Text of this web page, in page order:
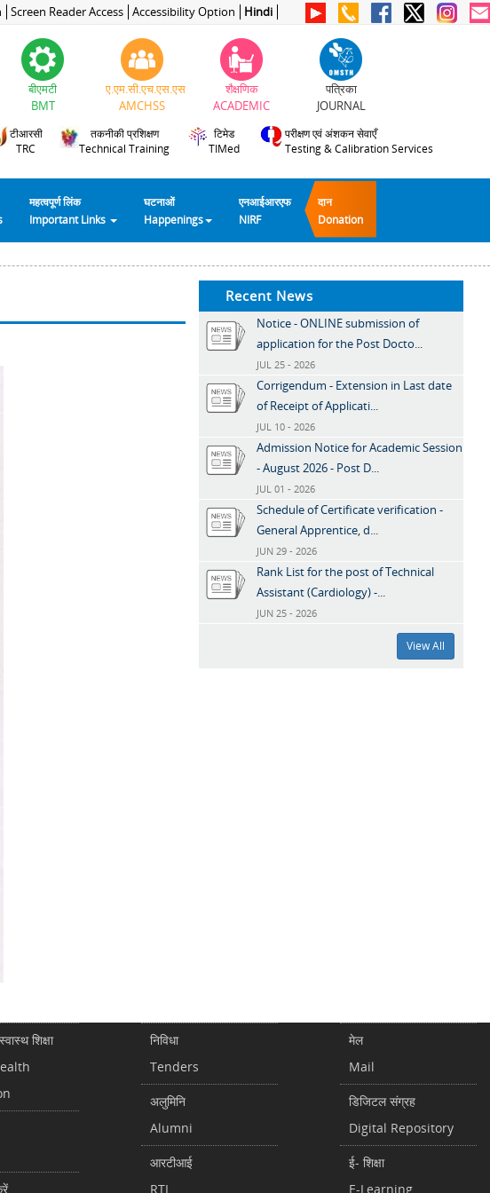
Screen Reader Access Accessibility Option Hindi
बीएमटी
BMT
ए.एम.सी.एच.एस.एस
AMCHSS
शैक्षणिक
ACADEMIC
पत्रिका
JOURNAL
टीआरसी
TRC
तकनीकी प्रशिक्षण
Technical Training
टिमेड
TIMed
परीक्षण एवं अंशकन सेवाएँ
Testing & Calibration Services
महत्वपूर्ण लिंक
Important Links
घटनाओं
Happenings
एनआईआरएफ
NIRF
दान
Donation
Recent News
Notice - ONLINE submission of
application for the Post Docto...
JUL 25 - 2026
Corrigendum - Extension in Last date
of Receipt of Applicati...
JUL 10 - 2026
Admission Notice for Academic Session
- August 2026 - Post D...
JUL 01 - 2026
Schedule of Certificate verification -
General Apprentice, d...
JUN 29 - 2026
Rank List for the post of Technical
Assistant (Cardiology) -...
JUN 25 - 2026
View All
शिक्षा
निविधा
Tenders
अलुमिनि
Alumni
आरटीआई
RTI
मेल
Mail
डिजिटल संग्रह
Digital Repository
ई- शिक्षा
E-Learning